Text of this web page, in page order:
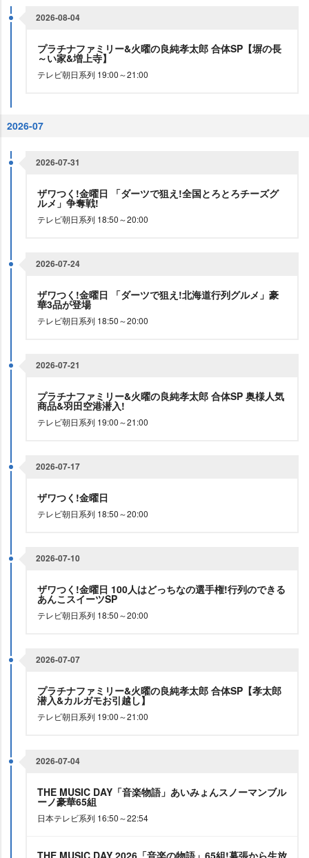
2026-08-04
プラチナファミリー&火曜の良純孝太郎 合体SP【塀の長
～い家&増上寺】
テレビ朝日系列 19:00～21:00
2026-07
2026-07-31
ザワつく!金曜日 「ダーツで狙え!全国とろとろチーズグ
ルメ」争奪戦!
テレビ朝日系列 18:50～20:00
2026-07-24
ザワつく!金曜日 「ダーツで狙え!北海道行列グルメ」豪
華3品が登場
テレビ朝日系列 18:50～20:00
2026-07-21
プラチナファミリー&火曜の良純孝太郎 合体SP 奥様人気
商品&羽田空港潜入!
テレビ朝日系列 19:00～21:00
2026-07-17
ザワつく!金曜日
テレビ朝日系列 18:50～20:00
2026-07-10
ザワつく!金曜日 100人はどっちなの選手権!行列のできる
あんこスイーツSP
テレビ朝日系列 18:50～20:00
2026-07-07
プラチナファミリー&火曜の良純孝太郎 合体SP【孝太郎
潜入&カルガモお引越し】
テレビ朝日系列 19:00～21:00
2026-07-04
THE MUSIC DAY「音楽物語」あいみょんスノーマンブル
ーノ豪華65組
日本テレビ系列 16:50～22:54
THE MUSIC DAY 2026「音楽の物語」65組!幕張から生放